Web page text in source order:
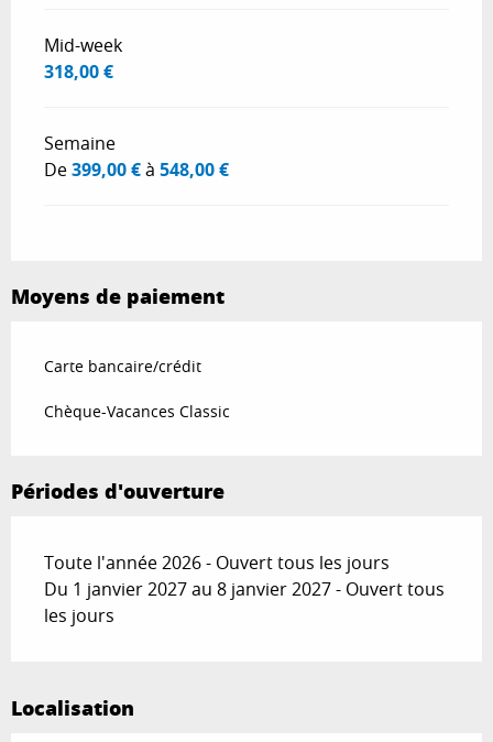
Mid-week
318,00 €
Semaine
De399,00 €à 548,00 €
Moyens de paiement
Carte bancaire/crédit
Chèque-Vacances Classic
Périodes d'ouverture
Toute l'année 2026 - Ouvert tous les jours
Du 1 janvier 2027 au 8 janvier 2027 - Ouvert tous
les jours
Localisation